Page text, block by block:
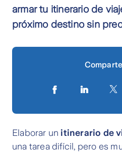
armar tu itinerario de
próximo destino sin
Elaborar un itinerario de
una tarea difícil, pero es